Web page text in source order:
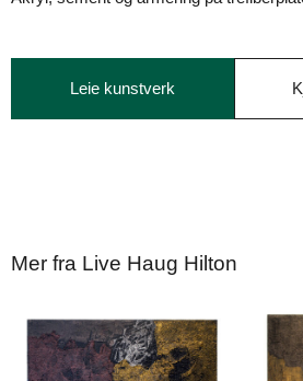
Leie kunstverk
Mer fra Live Haug Hilton